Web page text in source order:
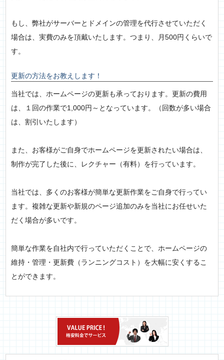
もし、弊社がサーバーとドメインの管理を代行させていただく
場合は、実費のみを頂戴いたします。つまり、月500円くらいで
す。
更新の方法をお教えします！
当社では、ホームページの更新も承っております。更新の費用
は、１回の作業で1,000円～となっています。（回数が多い場合
は、割引いたします）
また、お客様がご自身でホームページを更新されたい場合は、
制作が完了した後に、レクチャー（有料）を行っています。
当社では、多くのお客様が簡単な更新作業をご自身で行ってい
ます。複雑な更新や新規のページ追加のみを当社にお任せいた
だく場合が多いです。
簡単な作業を自社内で行っていただくことで、ホームページの
維持・管理・更新費（ランニングコスト）を大幅に安くするこ
とができます。